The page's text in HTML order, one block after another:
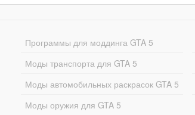
Программы для моддинга GTA 5
Моды транспорта для GTA 5
Моды автомобильных раскрасок GTA 5
Моды оружия для GTA 5